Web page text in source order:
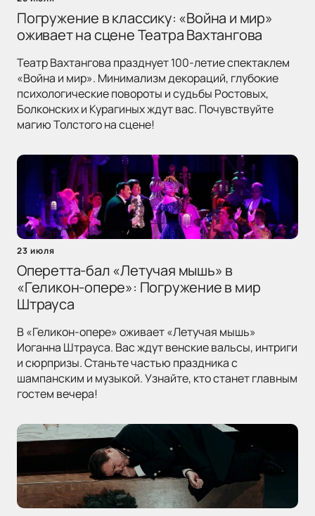
Погружение в классику: «Война и мир»
оживает на сцене Театра Вахтангова
Театр Вахтангова празднует 100-летие спектаклем
«Война и мир». Минимализм декораций, глубокие
психологические повороты и судьбы Ростовых,
Болконских и Курагиных ждут вас. Почувствуйте
магию Толстого на сцене!
23 июля
Оперетта-бал «Летучая мышь» в
«Геликон-опере»: Погружение в мир
Штрауса
В «Геликон-опере» оживает «Летучая мышь»
Иоганна Штрауса. Вас ждут венские вальсы, интриги
и сюрпризы. Станьте частью праздника с
шампанским и музыкой. Узнайте, кто станет главным
гостем вечера!